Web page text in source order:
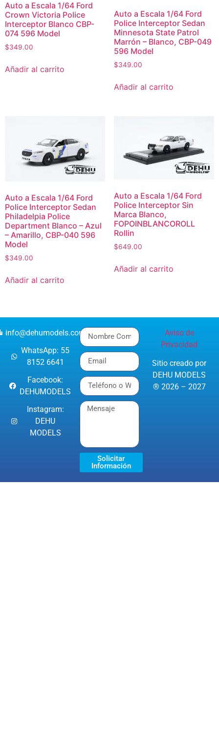
Auto a Escala 1/64 Ford
Crown Victoria Police
Interceptor Blanco CBP-
074 596 Model
$349.00
Añadir al carrito
Auto a Escala 1/64 Ford
Police Interceptor Sedan
Minnesota State Patrol
Marrón – Blanco, CBP-049
596 Model
$349.00
Añadir al carrito
Auto a Escala 1/64 Ford
Police Interceptor Sedan
Philadelpia Police
Department Blanco – Azul
– Amarillo, CBP-040 596
Model
$349.00
Añadir al carrito
Auto a Escala 1/64 Ford
Police Interceptor Sin
Marca Blanco,
FOPOINBLANCOROLL
Rollin
$649.00
Añadir al carrito
info@dehumodels.com
WhatsApp: 55
8152 6641
Facebook:
DEHUMODELS
Instagram:
DEHU
MODELS
Solicitar
Información
Aviso de
Privacidad
Sitio creado por
DEHU MODELS
® 2026 – 2027